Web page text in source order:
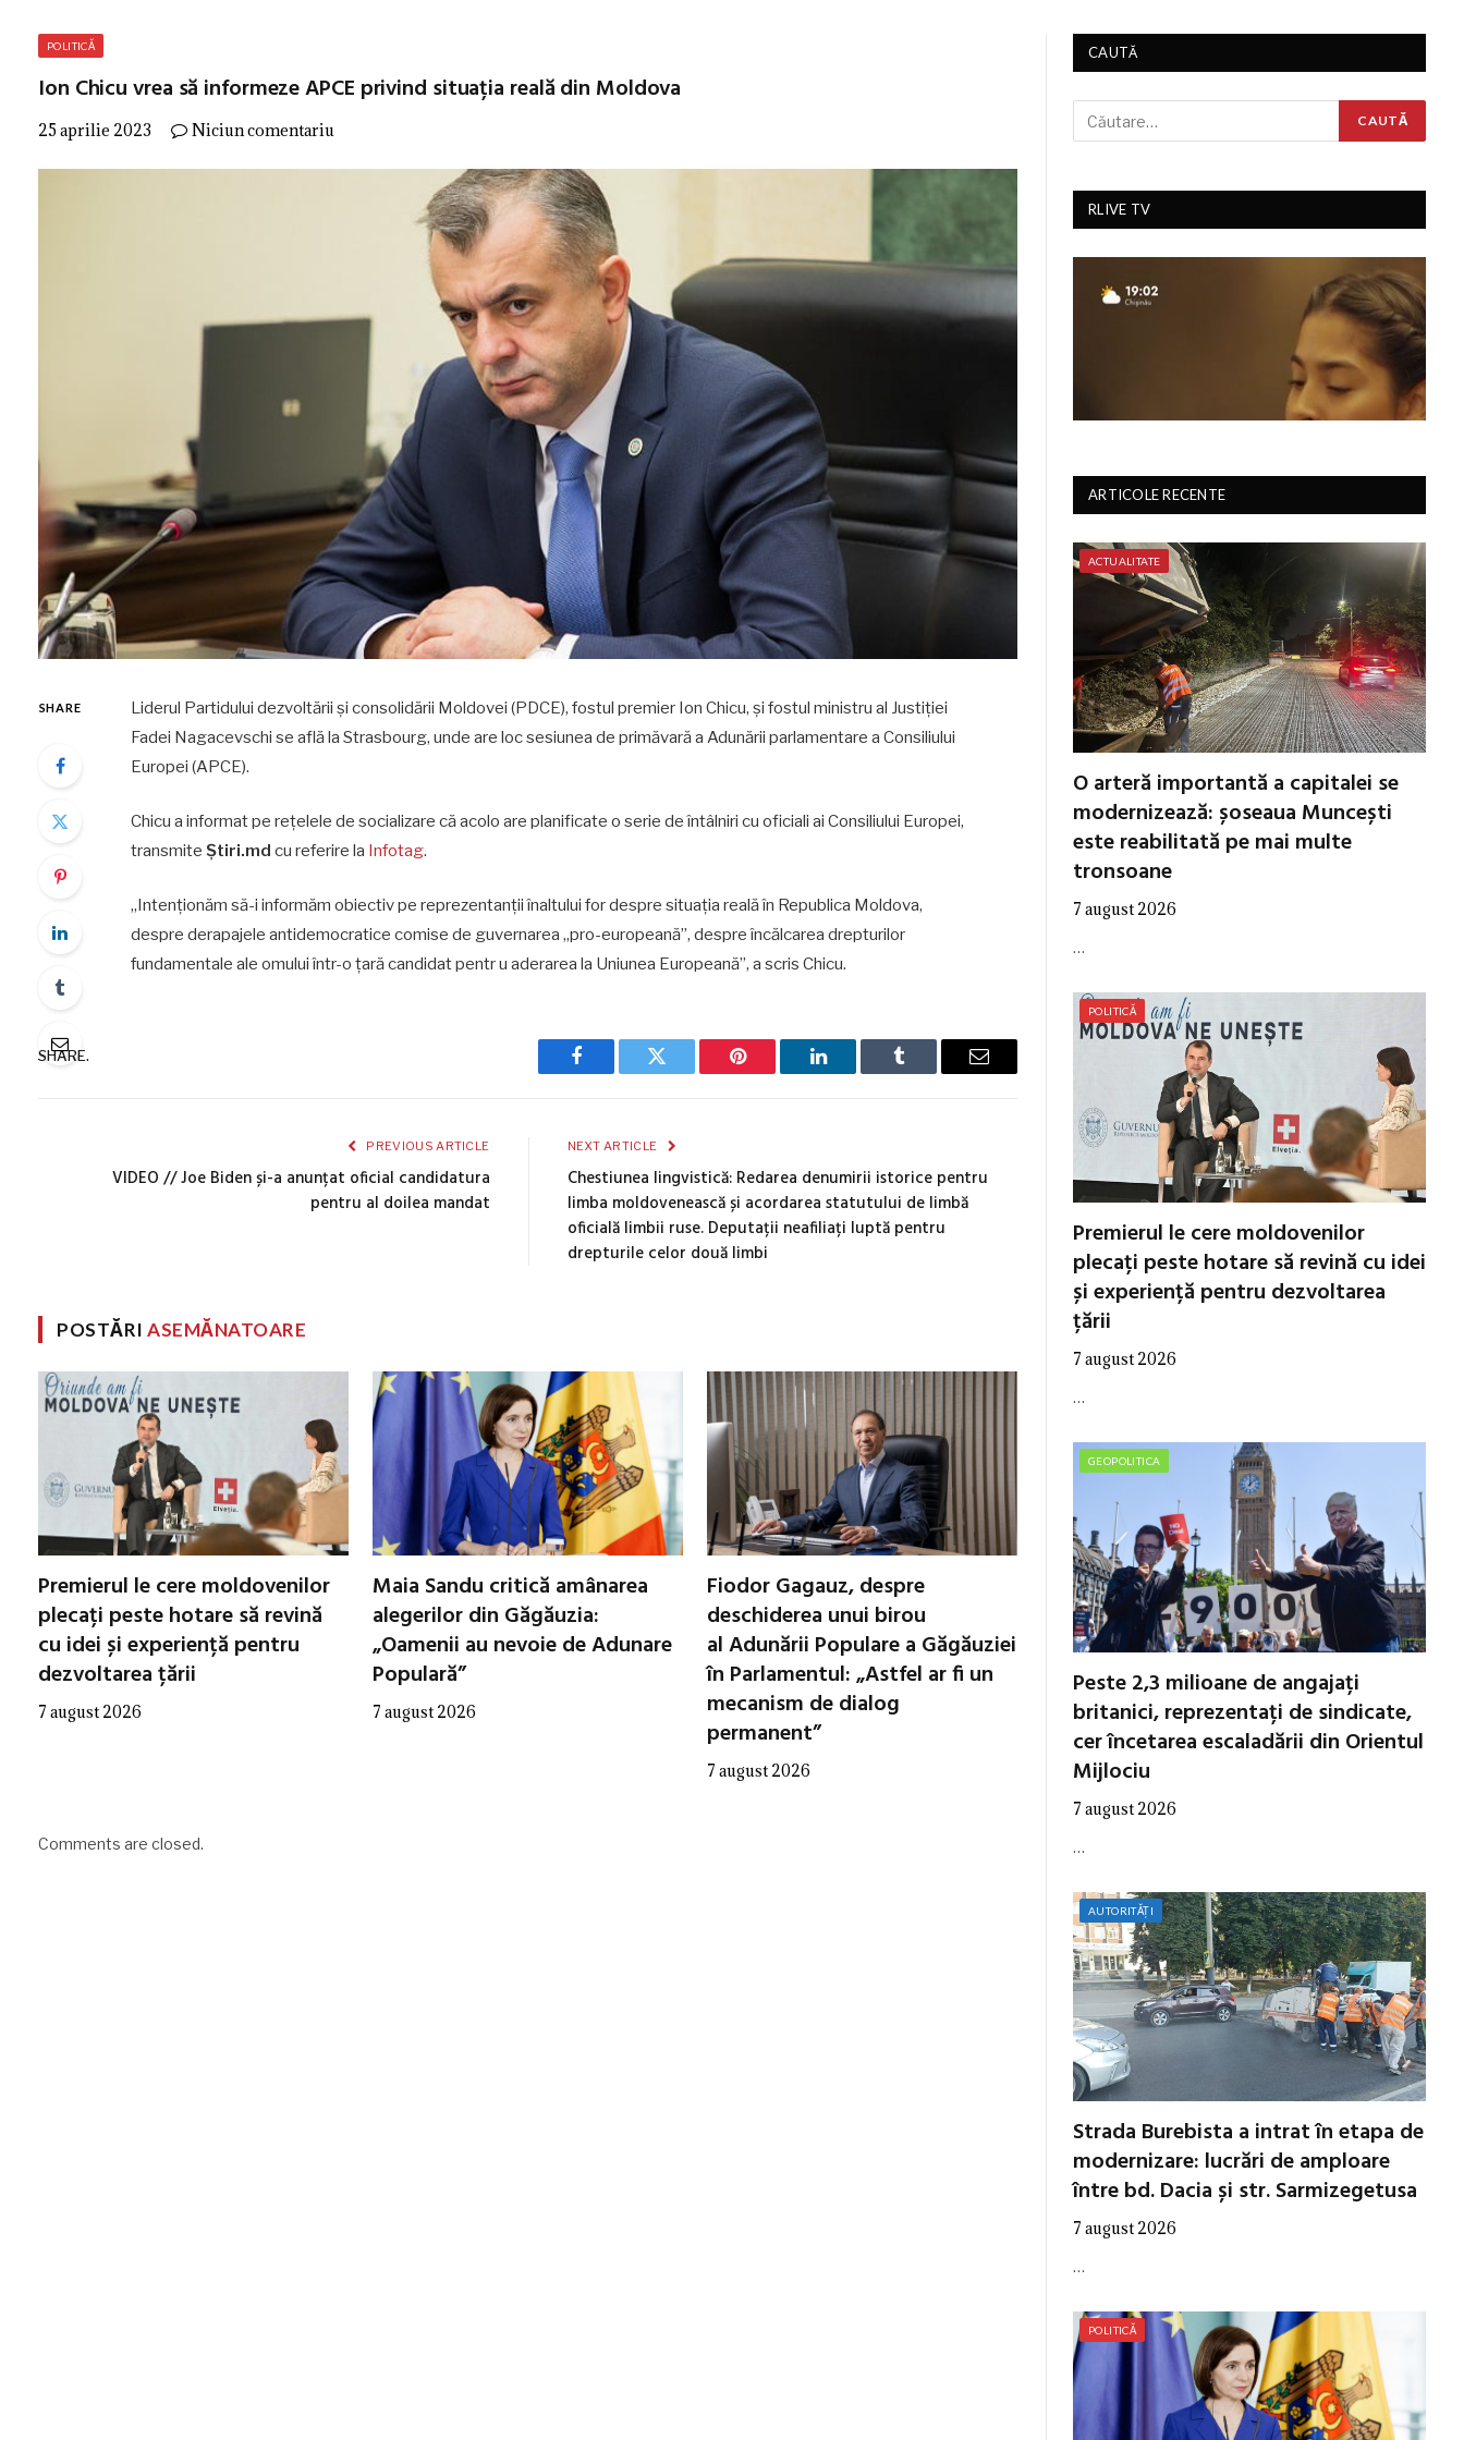
POLITICĂ
Ion Chicu vrea să informeze APCE privind situația reală din Moldova
25 aprilie 2023 Niciun comentariu
SHARE
Liderul Partidului dezvoltării şi consolidării Moldovei (PDCE), fostul premier Ion Chicu, şi fostul ministru al Justiţiei
Fadei Nagacevschi se află la Strasbourg, unde are loc sesiunea de primăvară a Adunării parlamentare a Consiliului
Europei (APCE).
Chicu a informat pe reţelele de socializare că acolo are planificate o serie de întâlniri cu oficiali ai Consiliului Europei,
transmite Știri.md cu referire la Infotag.
„Intenţionăm să-i informăm obiectiv pe reprezentanţii înaltului for despre situaţia reală în Republica Moldova,
despre derapajele antidemocratice comise de guvernarea „pro-europeană”, despre încălcarea drepturilor
fundamentale ale omului într-o ţară candidat pentr u aderarea la Uniunea Europeană”, a scris Chicu.
SHARE.
Facebook Twitter Pinterest LinkedIn Tumblr Email
PREVIOUS ARTICLE
VIDEO // Joe Biden și-a anunțat oficial candidatura
pentru al doilea mandat
NEXT ARTICLE
Chestiunea lingvistică: Redarea denumirii istorice pentru
limba moldovenească și acordarea statutului de limbă
oficială limbii ruse. Deputații neafiliați luptă pentru
drepturile celor două limbi
POSTĂRIASEMĂNATOARE
Premierul le cere moldovenilor
plecați peste hotare să revină
cu idei și experiență pentru
dezvoltarea țării
7 august 2026
Maia Sandu critică amânarea
alegerilor din Găgăuzia:
„Oamenii au nevoie de Adunare
Populară”
7 august 2026
Fiodor Gagauz, despre
deschiderea unui birou
al Adunării Populare a Găgăuziei
în Parlamentul: „Astfel ar fi un
mecanism de dialog
permanent”
7 august 2026
Comments are closed.
CAUTĂ
RLIVE TV
ARTICOLE RECENTE
ACTUALITATE
O arteră importantă a capitalei se
modernizează: șoseaua Muncești
este reabilitată pe mai multe
tronsoane
7 august 2026
…
POLITICĂ
Premierul le cere moldovenilor
plecați peste hotare să revină cu idei
și experiență pentru dezvoltarea
țării
7 august 2026
…
GEOPOLITICA
Peste 2,3 milioane de angajați
britanici, reprezentați de sindicate,
cer încetarea escaladării din Orientul
Mijlociu
7 august 2026
…
AUTORITĂȚI
Strada Burebista a intrat în etapa de
modernizare: lucrări de amploare
între bd. Dacia și str. Sarmizegetusa
7 august 2026
…
POLITICĂ